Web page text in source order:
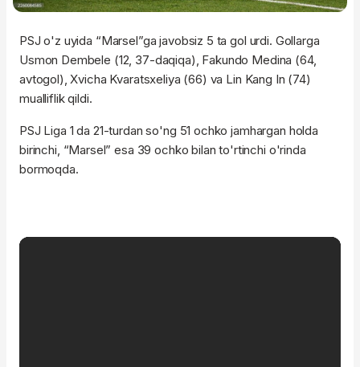
PSJ o'z uyida “Marsel”ga javobsiz 5 ta gol urdi. Gollarga
Usmon Dembele (12, 37-daqiqa), Fakundo Medina (64,
avtogol), Xvicha Kvaratsxeliya (66) va Lin Kang In (74)
mualliflik qildi.
PSJ Liga 1 da 21-turdan so'ng 51 ochko jamhargan holda
birinchi, “Marsel” esa 39 ochko bilan to'rtinchi o'rinda
bormoqda.